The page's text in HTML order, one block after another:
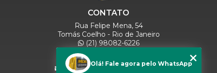
CONTATO
Rua Felipe Mena, 54
Tomás Coelho - Rio de Janeiro
(21) 98082-6226
(21) 97280-9600
(11) 93071-5918
comercialmidiaurbana@gmail.com
Olá! Fale agora pelo WhatsApp